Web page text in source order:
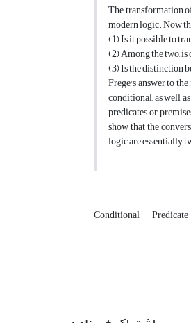
The transformation
modern logic. Now
(1) Is it possible to
(2) Among the two,
(3) Is the distinction
Frege's answer to
conditional, as well
predicates, or
show that the
logic are essentially
Conditional Predicate